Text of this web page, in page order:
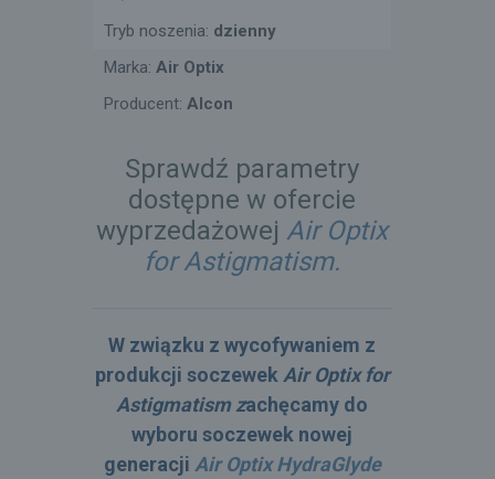
Tryb noszenia: dzienny
Marka: Air Optix
Producent: Alcon
Sprawdź parametry
dostępne w ofercie
wyprzedażowej Air Optix
for Astigmatism.
W związku z wycofywaniem z
produkcji soczewek Air Optix for
Astigmatism zachęcamy do
wyboru soczewek nowej
generacji Air Optix HydraGlyde